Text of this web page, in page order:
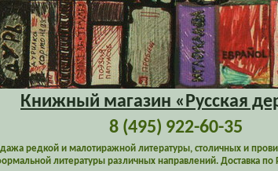
Книжный магазин «Русская
8 (495) 922-60-35
редкой и малотиражной литературы, столичных и
литературы различных направлений. Доставка по